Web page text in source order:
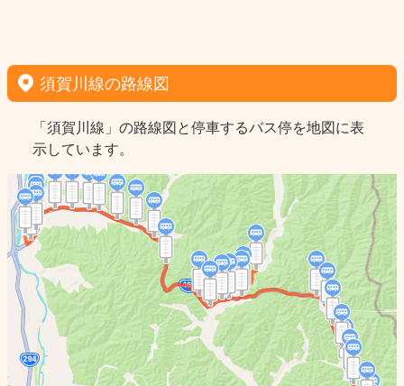
須賀川線の路線図
「須賀川線」の路線図と停車するバス停を地図に表
示しています。